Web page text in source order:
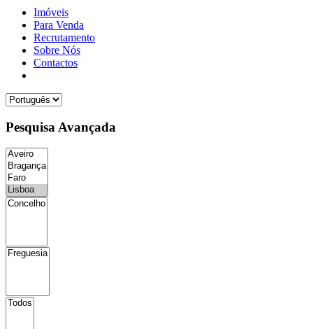
Imóveis
Para Venda
Recrutamento
Sobre Nós
Contactos
Pesquisa Avançada